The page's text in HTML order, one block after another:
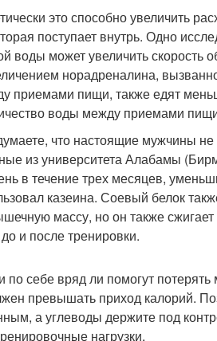
это способно увеличить
поступает внутрь. Одно
воды может увеличить
норадреналина,
приемами пищи, также едят
воды между приемами
что настоящие мужчины
из университета Алабамы
в течение трех месяцев,
казеина. Соевый белок
массу, но он также
и после тренировки.
по себе вряд ли помогут
превышать приход калорий.
а углеводы держите под
нагрузки.